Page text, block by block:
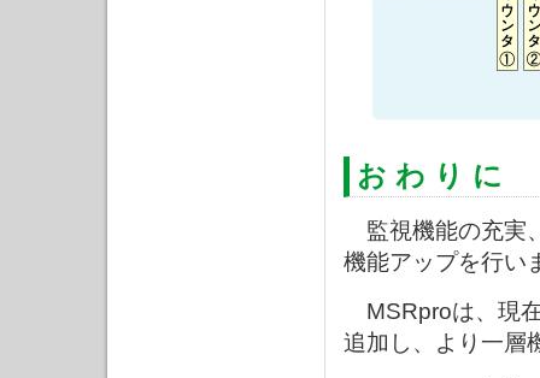
お わ り に
監視機能の充実
機能アップを行い
MSRproは、現
追加し、より一層